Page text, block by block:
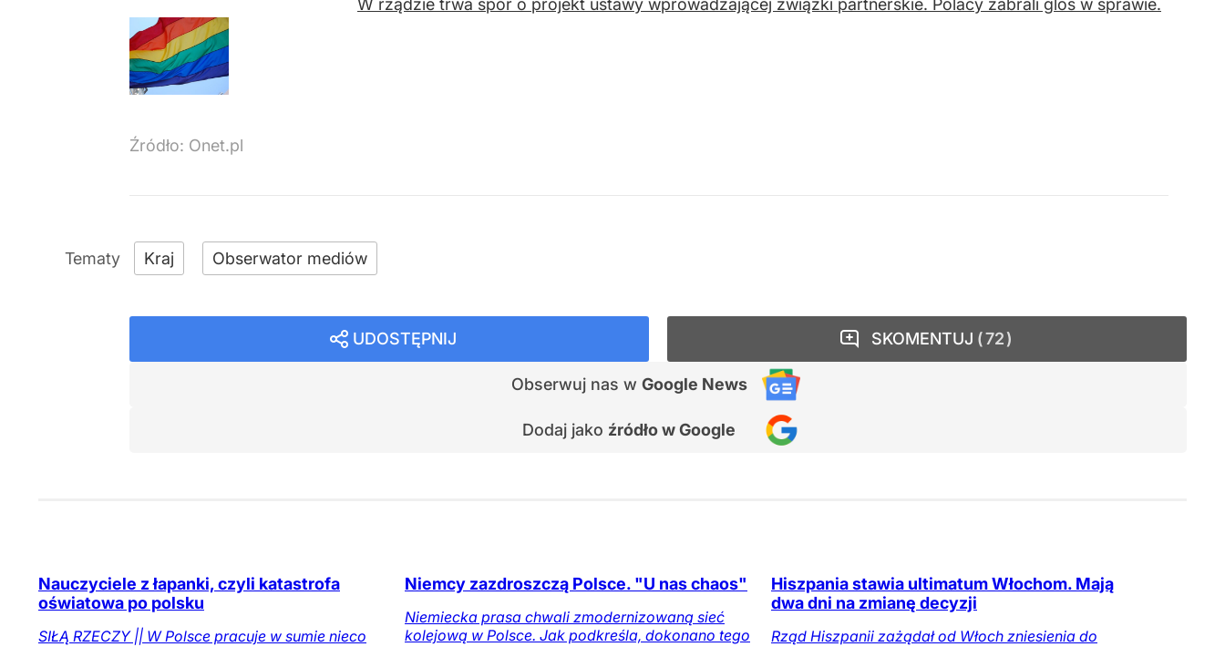
Źródło: Onet.pl
Kraj Obserwator mediów
UDOSTĘPNIJ
Obserwuj nas w Google News
Dodaj jako źródło w Google
SKOMENTUJ 72
Nauczyciele z łapanki, czyli katastrofa
oświatowa po polsku
SIŁĄ RZECZY || W Polsce pracuje w sumie nieco
Niemcy zazdroszczą Polsce. "U nas chaos"
Niemiecka prasa chwali zmodernizowaną sieć
kolejową w Polsce. Jak podkreśla, dokonano tego
Hiszpania stawia ultimatum Włochom. Mają
dwa dni na zmianę decyzji
Rząd Hiszpanii zażądał od Włoch zniesienia do